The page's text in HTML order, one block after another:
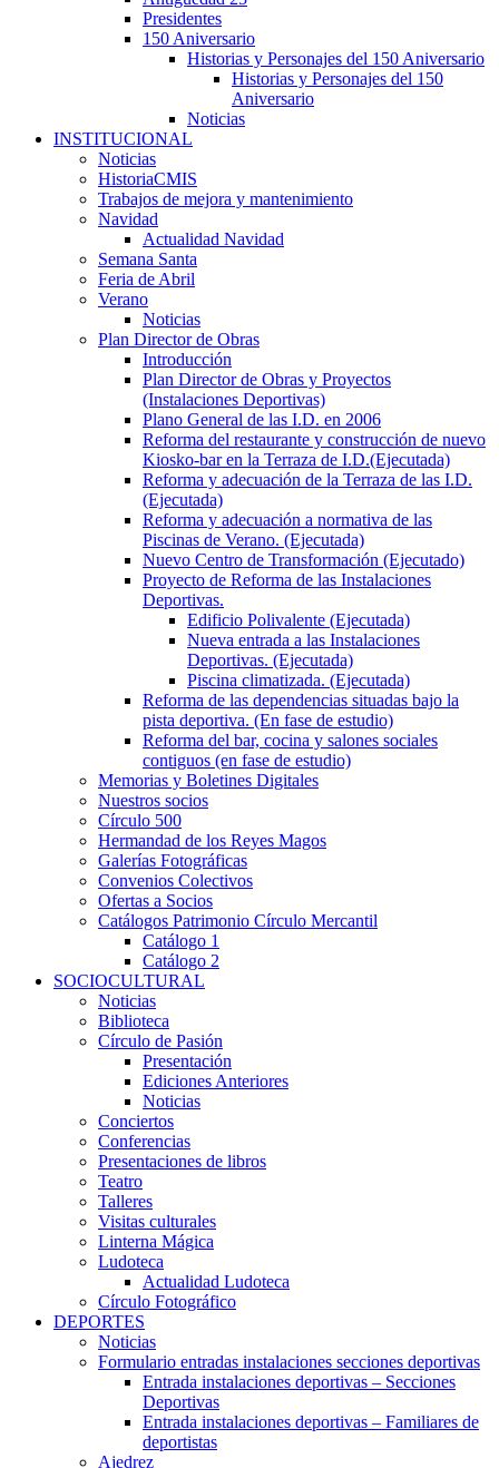
Presidentes
150 Aniversario
Historias y Personajes del 150 Aniversario
Historias y Personajes del 150
Aniversario
Noticias
INSTITUCIONAL
Noticias
HistoriaCMIS
Trabajos de mejora y mantenimiento
Navidad
Actualidad Navidad
Semana Santa
Feria de Abril
Verano
Noticias
Plan Director de Obras
Introducción
Plan Director de Obras y Proyectos
(Instalaciones Deportivas)
Plano General de las I.D. en 2006
Reforma del restaurante y construcción de nuevo
Kiosko-bar en la Terraza de I.D.(Ejecutada)
Reforma y adecuación de la Terraza de las I.D.
(Ejecutada)
Reforma y adecuación a normativa de las
Piscinas de Verano. (Ejecutada)
Nuevo Centro de Transformación (Ejecutado)
Proyecto de Reforma de las Instalaciones
Deportivas.
Edificio Polivalente (Ejecutada)
Nueva entrada a las Instalaciones
Deportivas. (Ejecutada)
Piscina climatizada. (Ejecutada)
Reforma de las dependencias situadas bajo la
pista deportiva. (En fase de estudio)
Reforma del bar, cocina y salones sociales
contiguos (en fase de estudio)
Memorias y Boletines Digitales
Nuestros socios
Círculo 500
Hermandad de los Reyes Magos
Galerías Fotográficas
Convenios Colectivos
Ofertas a Socios
Catálogos Patrimonio Círculo Mercantil
Catálogo 1
Catálogo 2
SOCIOCULTURAL
Noticias
Biblioteca
Círculo de Pasión
Presentación
Ediciones Anteriores
Noticias
Conciertos
Conferencias
Presentaciones de libros
Teatro
Talleres
Visitas culturales
Linterna Mágica
Ludoteca
Actualidad Ludoteca
Círculo Fotográfico
DEPORTES
Noticias
Formulario entradas instalaciones secciones deportivas
Entrada instalaciones deportivas – Secciones
Deportivas
Entrada instalaciones deportivas – Familiares de
deportistas
Ajedrez